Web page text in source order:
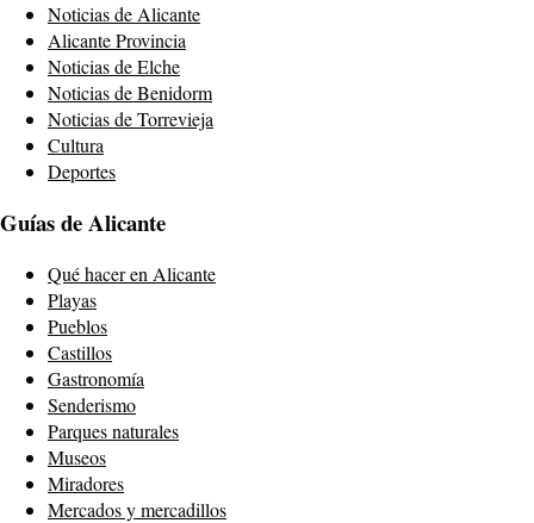
Noticias de Alicante
Alicante Provincia
Noticias de Elche
Noticias de Benidorm
Noticias de Torrevieja
Cultura
Deportes
Guías de Alicante
Qué hacer en Alicante
Playas
Pueblos
Castillos
Gastronomía
Senderismo
Parques naturales
Museos
Miradores
Mercados y mercadillos